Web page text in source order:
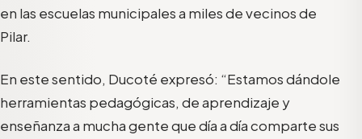
en las escuelas municipales a miles de vecinos de
Pilar.
En este sentido, Ducoté expresó: “Estamos dándole
herramientas pedagógicas, de aprendizaje y
enseñanza a mucha gente que día a día comparte sus